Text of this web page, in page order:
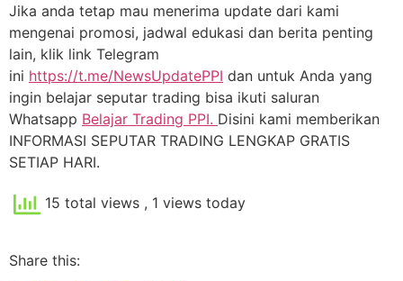
Jika anda tetap mau menerima update dari kami
mengenai promosi, jadwal edukasi dan berita penting
lain, klik link Telegram
ini https://t.me/NewsUpdatePPI dan untuk Anda yang
ingin belajar seputar trading bisa ikuti saluran
Whatsapp Belajar Trading PPI. Disini kami memberikan
INFORMASI SEPUTAR TRADING LENGKAP GRATIS
SETIAP HARI.
15 total views , 1 views today
Share this: